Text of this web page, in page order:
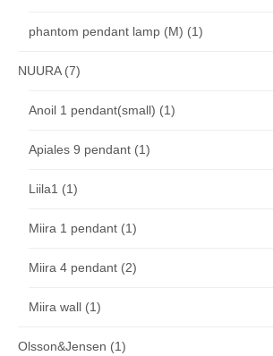
phantom pendant lamp (M) (1)
NUURA(7)
Anoil 1 pendant(small) (1)
Apiales 9 pendant (1)
Liila1 (1)
Miira 1 pendant (1)
Miira 4 pendant (2)
Miira wall (1)
Olsson&Jensen (1)